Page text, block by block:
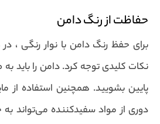
حفاظت از رنگ دامن
برای حفظ رنگ دامن با نوار رنگی ،
نکات کلیدی توجه کرد. دامن را باید
پایین بشویید. همچنین استفاده از
دوری از مواد سفیدکننده می‌تواند